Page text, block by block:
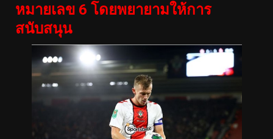
หมายเลข 6 โดยพยายามให้การ
สนับสนุน